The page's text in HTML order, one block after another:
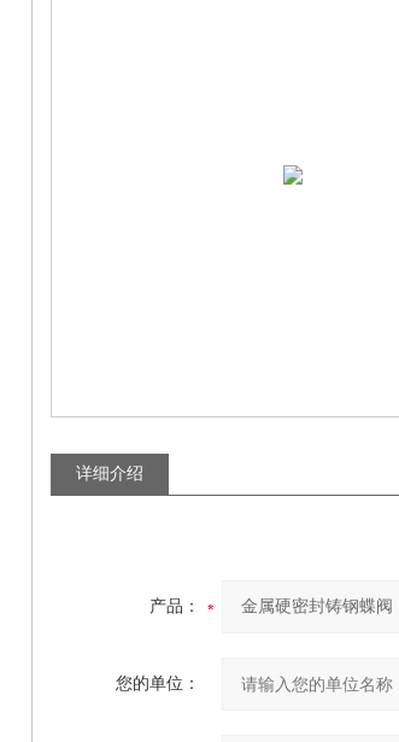
详细介绍
产品：
您的单位：